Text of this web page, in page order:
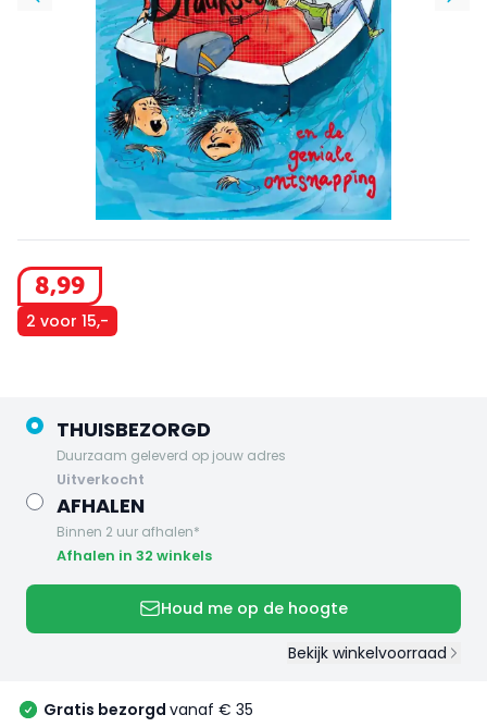
8,99
2 voor 15,-
THUISBEZORGD
Duurzaam geleverd op jouw adres
uitverkocht
AFHALEN
Binnen 2 uur afhalen*
Afhalen in 32 winkels
Houd me op de hoogte
Bekijk winkelvoorraad
Gratis bezorgd vanaf € 35